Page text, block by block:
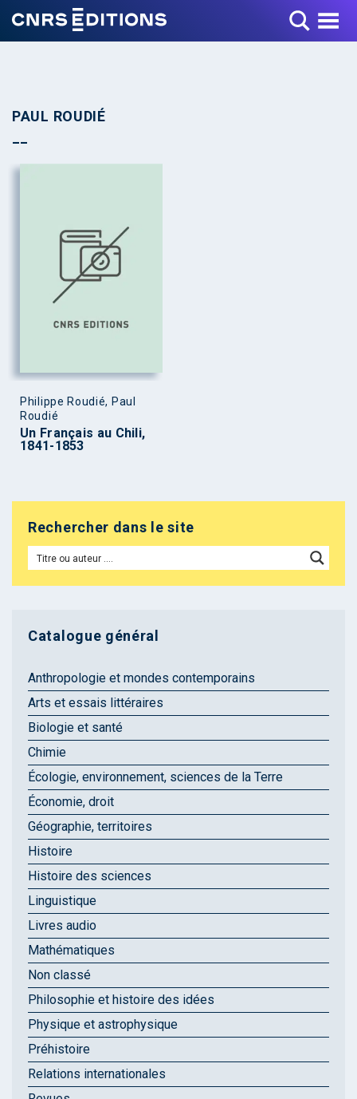
Toggle Menu
PAUL ROUDIÉ
Philippe Roudié, Paul
Roudié
Un Français au Chili,
1841-1853
Rechercher dans le site
Catalogue général
Anthropologie et mondes contemporains
Arts et essais littéraires
Biologie et santé
Chimie
Écologie, environnement, sciences de la Terre
Économie, droit
Géographie, territoires
Histoire
Histoire des sciences
Linguistique
Livres audio
Mathématiques
Non classé
Philosophie et histoire des idées
Physique et astrophysique
Préhistoire
Relations internationales